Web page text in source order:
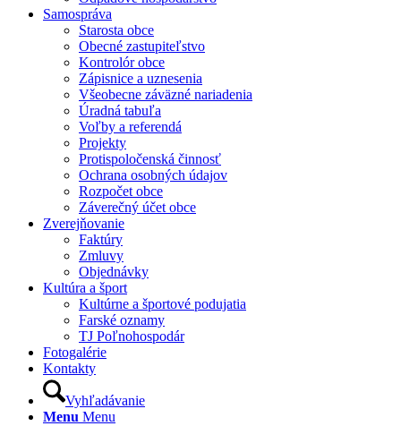
Samospráva
Starosta obce
Obecné zastupiteľstvo
Kontrolór obce
Zápisnice a uznesenia
Všeobecne záväzné nariadenia
Úradná tabuľa
Voľby a referendá
Projekty
Protispoločenská činnosť
Ochrana osobných údajov
Rozpočet obce
Záverečný účet obce
Zverejňovanie
Faktúry
Zmluvy
Objednávky
Kultúra a šport
Kultúrne a športové podujatia
Farské oznamy
TJ Poľnohospodár
Fotogalérie
Kontakty
Vyhľadávanie
Menu Menu